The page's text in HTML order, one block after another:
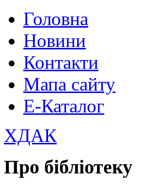
Головна
Новини
Контакти
Мапа сайту
Е-Каталог
ХДАК
Про бібліотеку